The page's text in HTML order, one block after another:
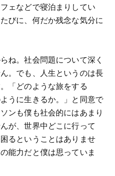
ェなどで寝泊まりしてい
びに、何だか残念な気分に
ね。社会問題について深く
。でも、人生というのは長
「どのような旅をする
うに生きるか。」と同意で
ンも僕も社会的にはあまり
が、世界中どこに行って
るということはありませ
能力だと僕は思っていま